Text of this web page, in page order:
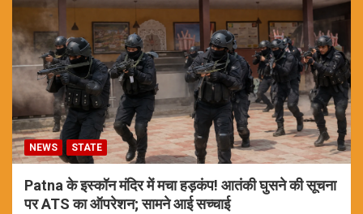
NEWS STATE
Patna के इस्कॉन मंदिर में मचा हड़कंप! आतंकी घुसने की सूचना
पर ATS का ऑपरेशन; सामने आई सच्चाई